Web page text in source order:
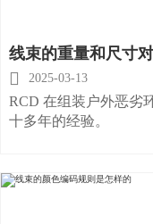
线束的重量和尺寸
 2025-03-13
RCD 在组装户外恶劣
十多年的经验。